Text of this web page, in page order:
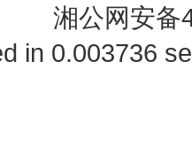
湘公网安备
in 0.003736